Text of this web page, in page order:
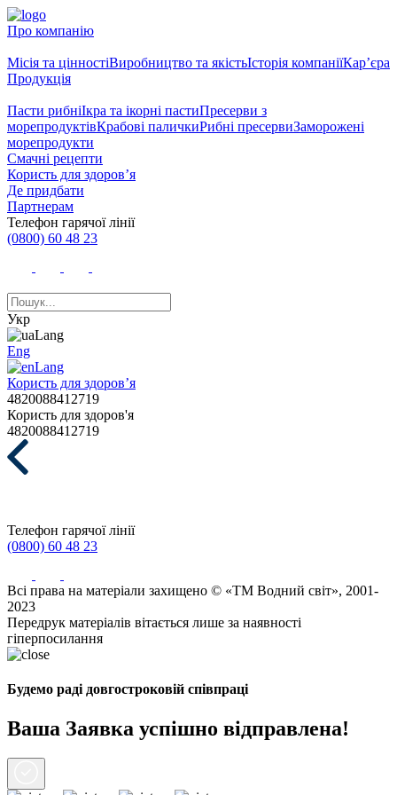
Про компанію
Місія та цінностіВиробництво та якістьІсторія компаніїКар’єра
Продукція
Пасти рибніІкра та ікорні пастиПресерви з
морепродуктівКрабові паличкиРибні пресервиЗаморожені
морепродукти
Смачні рецепти
Користь для здоров’я
Де придбати
Партнерам
Телефон гарячої лінії
(0800) 60 48 23
Укр
Eng
Користь для здоров’я
4820088412719
Користь для здоров'я
4820088412719
Телефон гарячої лінії
(0800) 60 48 23
Всі права на матеріали захищено © «ТМ Водний світ», 2001-
2023
Передрук матеріалів вітається лише за наявності
гіперпосилання
Будемо раді довгостроковій співпраці
Ваша Заявка успішно відправлена!